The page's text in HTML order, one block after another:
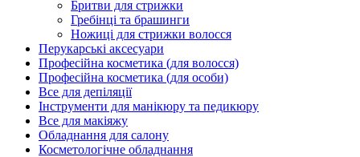
Бритви для стрижки
Гребінці та брашинги
Ножиці для стрижки волосся
Перукарські аксесуари
Професійна косметика (для волосся)
Професійна косметика (для особи)
Все для депіляції
Інструменти для манікюру та педикюру
Все для макіяжу
Обладнання для салону
Косметологічне обладнання